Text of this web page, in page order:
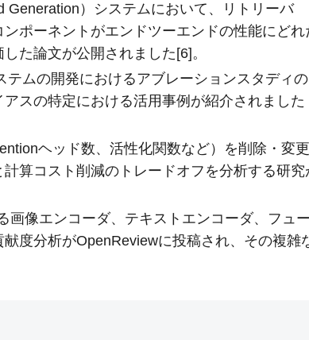
Generation）システムにおいて、リトリーバ
ポーネントがエンドツーエンドの性能にどれ
た論文が公開されました[6]。
テムの開発におけるアブレーションスタディの
スの特定における活用事例が紹介されました
ヘッド数、活性化関数など）を削除・変更
算コスト削減のトレードオフを分析する研究
画像エンコーダ、テキストエンコーダ、フュー
度分析がOpenReviewに投稿され、その複雑